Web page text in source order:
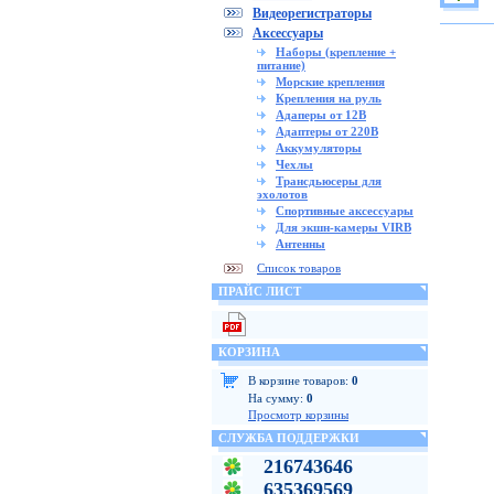
Видеорегистраторы
Аксессуары
Наборы (крепление +
питание)
Морские крепления
Крепления на руль
Адаперы от 12В
Адаптеры от 220В
Аккумуляторы
Чехлы
Трансдьюсеры для
эхолотов
Спортивные аксессуары
Для экшн-камеры VIRB
Антенны
Список товаров
ПРАЙС ЛИСТ
КОРЗИНА
В корзине товаров: 0
На сумму: 0
Просмотр корзины
СЛУЖБА ПОДДЕРЖКИ
216743646
635369569